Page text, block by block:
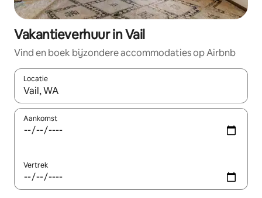
Vakantieverhuur in Vail
Vind en boek bijzondere accommodaties op Airbnb
Locatie
Wanneer er suggesties beschikbaar zijn, maak je een keuze
Aankomst
Vertrek